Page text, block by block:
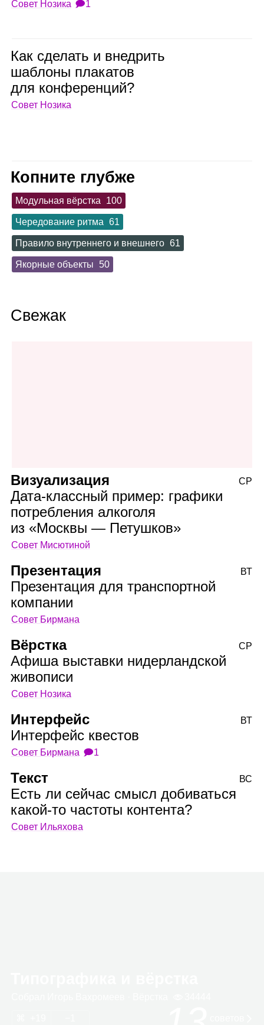
Совет Нозика 🗩1
Как сде­лать и внед­рить
шаб­лоны пла­ка­тов
для кон­фе­рен­ций?
Совет Нозика
Копните глубже
Модульная вёрстка 100
Чередование ритма 61
Правило внутреннего и внешнего 61
Якорные объекты 50
Свежак
Визуализация
Дата‑классный пример: графики
потребления алкоголя
из «Москвы — Петушков»
Совет Мисютиной
СР
Презентация
Презентация для транспортной
компании
Совет Бирмана
ВТ
Вёрстка
Афиша выставки нидерландской
живописи
Совет Нозика
СР
Интерфейс
Интерфейс квестов
Совет Бирмана 🗩1
ВТ
Текст
Есть ли сейчас смысл добиваться
какой‑то частоты контента?
Совет Ильяхова
ВС